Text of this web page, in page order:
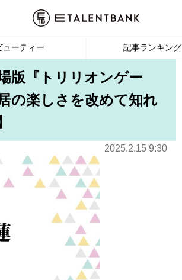
ューティー 記事ランキング
版『トリリオンゲー
の楽しさを改めて知れ
2025.2.15 9:30